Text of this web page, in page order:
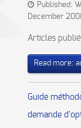
Published:
December
Articles
Read more:
Guide
demande